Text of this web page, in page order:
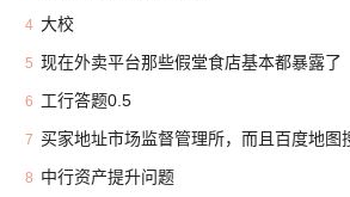
4 大校
5 现在外卖平台那些假堂食店基本都暴露了
6 工行答题0.5
7 买家地址市场监督管理所，而且百度地图
8 中行资产提升问题